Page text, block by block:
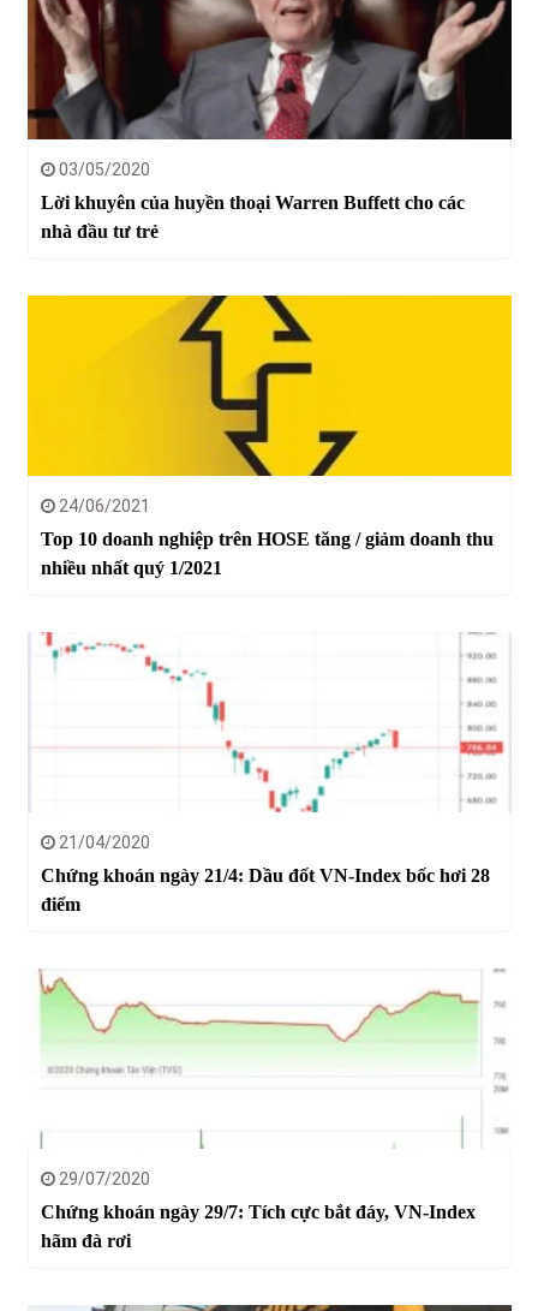
03/05/2020
Lời khuyên của huyền thoại Warren Buffett cho các
nhà đầu tư trẻ
24/06/2021
Top 10 doanh nghiệp trên HOSE tăng / giảm doanh thu
nhiều nhất quý 1/2021
21/04/2020
Chứng khoán ngày 21/4: Dầu đốt VN-Index bốc hơi 28
điểm
29/07/2020
Chứng khoán ngày 29/7: Tích cực bắt đáy, VN-Index
hãm đà rơi